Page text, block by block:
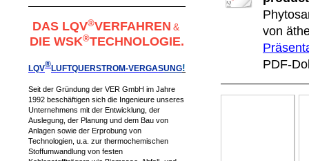
DAS LQV®VERFAHREN &
DIE WSK®TECHNOLOGIE.
LQV®LUFTQUERSTROM-VERGASUNG!
Seit der Gründung der VER GmbH im Jahre
1992 beschäftigen sich die Ingenieure unseres
Unternehmens mit der Entwicklung, der
Auslegung, der Planung und dem Bau von
Anlagen sowie der Erprobung von
Technologien, u.a. zur thermochemischen
Stoffumwandlung von festen
von
PDF-